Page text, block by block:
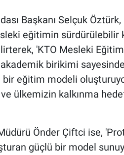
Başkanı Selçuk
eğitimin sürdürülebilir
'KTO Mesleki
birikimi
bir eğitim modeli
ülkemizin kalkınma
Önder Çiftci ise,
güçlü bir model